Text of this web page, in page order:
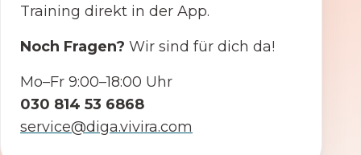
Training direkt in der App.
Noch Fragen? Wir sind für dich da!
Mo–Fr 9:00–18:00 Uhr
030 814 53 6868
service@diga.vivira.com